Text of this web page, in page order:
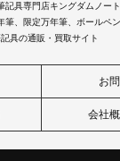
記具専門店キングダムノート
筆、限定万年筆、ボールペ
具の通販・買取サイト
お
会社